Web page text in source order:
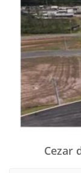
Cezar